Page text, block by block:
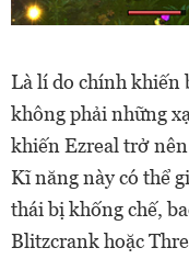
Là lí do chính khiến
không phải những
khiến Ezreal trở
Kĩ năng này có thể
thái bị khống chế,
Blitzcrank hoặc